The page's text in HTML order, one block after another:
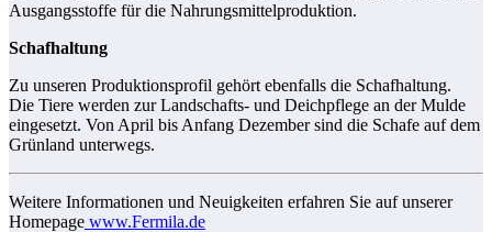
Ausgangsstoffe für die Nahrungsmittelproduktion.
Schafhaltung
Zu unseren Produktionsprofil gehört ebenfalls die Schafhaltung.
Die Tiere werden zur Landschafts- und Deichpflege an der Mulde
eingesetzt. Von April bis Anfang Dezember sind die Schafe auf dem
Grünland unterwegs.
Weitere Informationen und Neuigkeiten erfahren Sie auf unserer
Homepage www.Fermila.de